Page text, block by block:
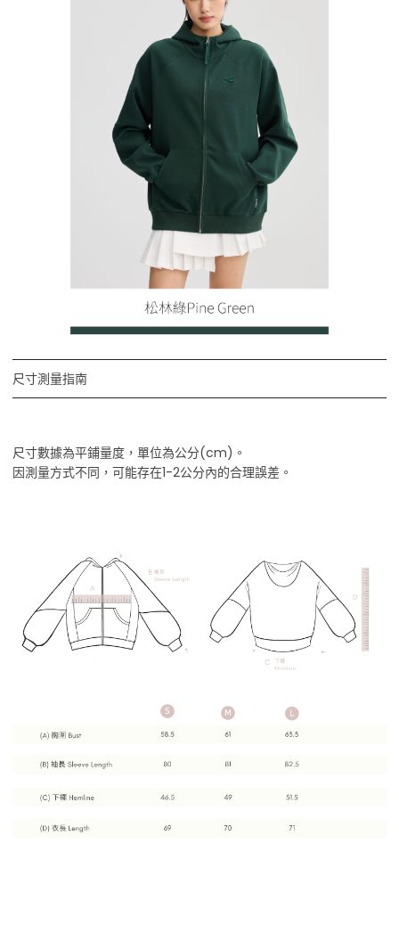
尺寸測量指南
尺寸數據為平鋪量度，單位為公分(cm)。
因測量方式不同，可能存在1-2公分內的合理誤差。